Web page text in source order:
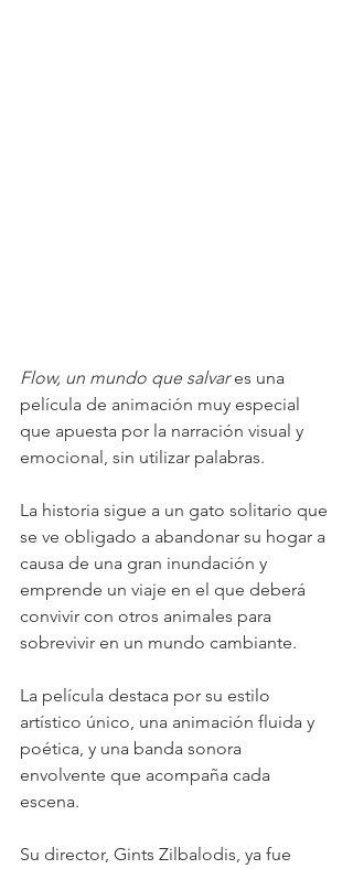
Flow, un mundo que salvar es una
película de animación muy especial
que apuesta por la narración visual y
emocional, sin utilizar palabras.
La historia sigue a un gato solitario que
se ve obligado a abandonar su hogar a
causa de una gran inundación y
emprende un viaje en el que deberá
convivir con otros animales para
sobrevivir en un mundo cambiante.
La película destaca por su estilo
artístico único, una animación fluida y
poética, y una banda sonora
envolvente que acompaña cada
escena.
Su director, Gints Zilbalodis, ya fue